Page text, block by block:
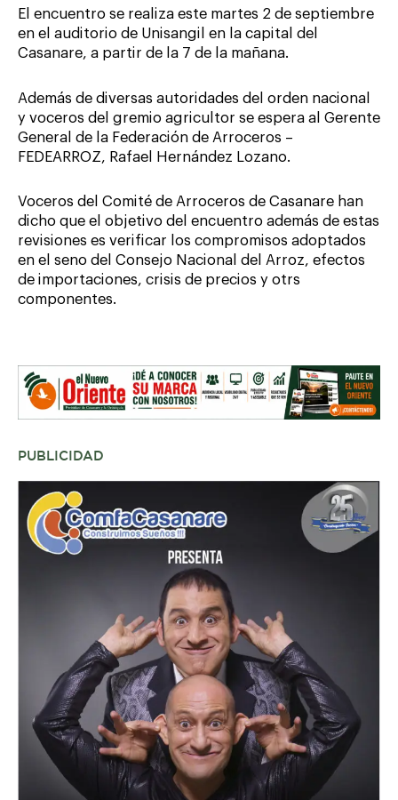
El encuentro se realiza este martes 2 de septiembre
en el auditorio de Unisangil en la capital del
Casanare, a partir de la 7 de la mañana.
Además de diversas autoridades del orden nacional
y voceros del gremio agricultor se espera al Gerente
General de la Federación de Arroceros –
FEDEARROZ, Rafael Hernández Lozano.
Voceros del Comité de Arroceros de Casanare han
dicho que el objetivo del encuentro además de estas
revisiones es verificar los compromisos adoptados
en el seno del Consejo Nacional del Arroz, efectos
de importaciones, crisis de precios y otrs
componentes.
PUBLICIDAD